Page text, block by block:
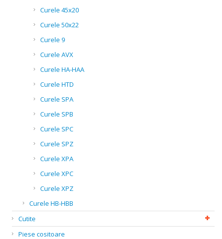
Curele 45x20
Curele 50x22
Curele 9
Curele AVX
Curele HA-HAA
Curele HTD
Curele SPA
Curele SPB
Curele SPC
Curele SPZ
Curele XPA
Curele XPC
Curele XPZ
Curele HB-HBB
Cutite
Piese cositoare